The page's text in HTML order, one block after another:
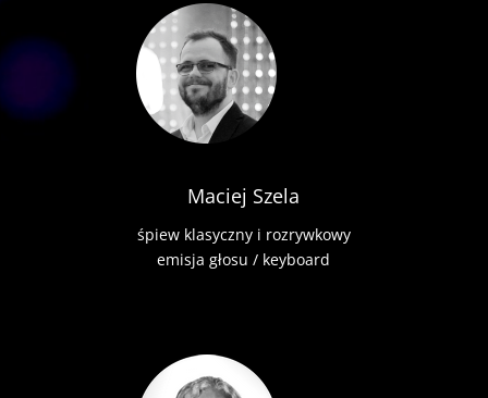
Maciej Szela
śpiew klasyczny i rozrywkowy
emisja głosu / keyboard